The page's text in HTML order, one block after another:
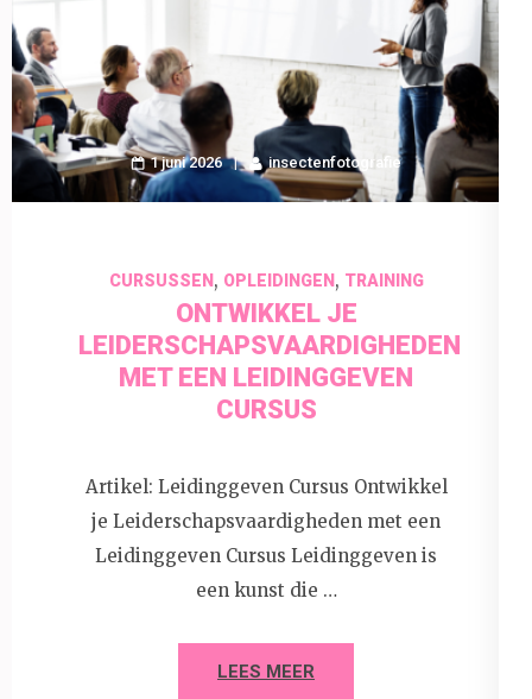
1 juni 2026 insectenfotografie
CURSUSSEN, OPLEIDINGEN, TRAINING
ONTWIKKEL JE
LEIDERSCHAPSVAARDIGHEDEN
MET EEN LEIDINGGEVEN
CURSUS
Artikel: Leidinggeven Cursus Ontwikkel
je Leiderschapsvaardigheden met een
Leidinggeven Cursus Leidinggeven is
een kunst die …
LEES MEER